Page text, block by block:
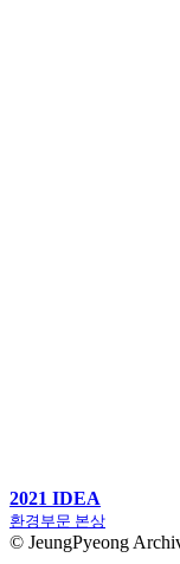
2021 IDEA
환경부문 본상
© JeungPyeong